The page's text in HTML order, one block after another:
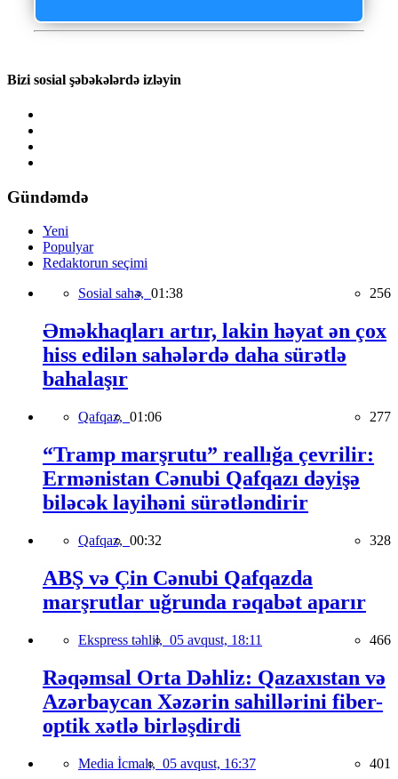
Bizi sosial şəbəkələrdə izləyin
Gündəmdə
Yeni
Populyar
Redaktorun seçimi
Sosial sahə, 01:38 256
Əməkhaqları artır, lakin həyat ən çox
hiss edilən sahələrdə daha sürətlə
bahalaşır
Qafqaz, 01:06 277
“Tramp marşrutu” reallığa çevrilir:
Ermənistan Cənubi Qafqazı dəyişə
biləcək layihəni sürətləndirir
Qafqaz, 00:32 328
ABŞ və Çin Cənubi Qafqazda
marşrutlar uğrunda rəqabət aparır
Ekspress təhlil, 05 avqust, 18:11 466
Rəqəmsal Orta Dəhliz: Qazaxıstan və
Azərbaycan Xəzərin sahillərini fiber-
optik xətlə birləşdirdi
Media İcmalı, 05 avqust, 16:37 401